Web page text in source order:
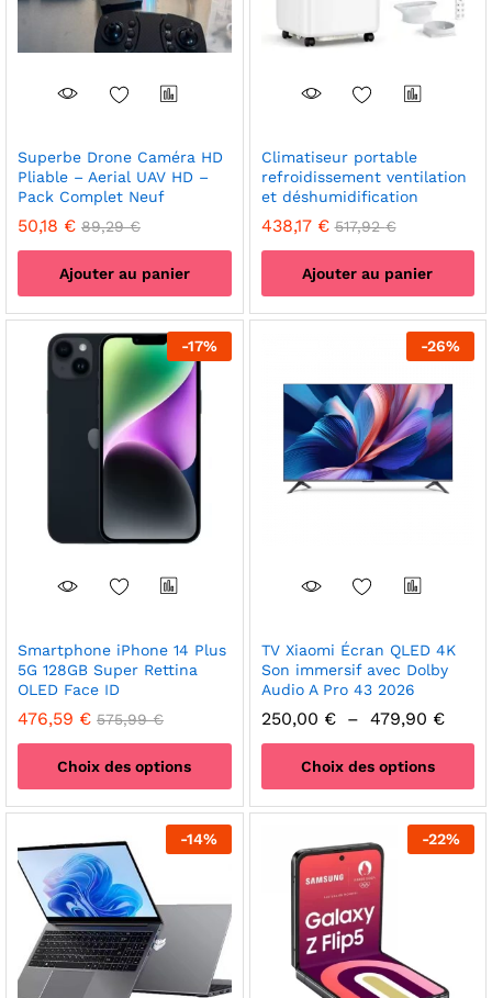
Superbe Drone Caméra HD
Pliable – Aerial UAV HD –
Pack Complet Neuf
50,18 € 89,29€
Ajouter au panier
Climatiseur portable
refroidissement ventilation
et déshumidification
438,17 € 517,92€
Ajouter au panier
-17%
Smartphone iPhone 14 Plus
5G 128GB Super Rettina
OLED Face ID
476,59 € 575,99€
Choix des options
a
plusieurs
variations.
options
peuvent
être
-26%
TV Xiaomi Écran QLED 4K
Son immersif avec Dolby
Audio A Pro 43 2026
250,00 € – 479,90 €Plage
prix :
à
Choix des options
plusieurs
variations.
options
peuvent
-14% -22%